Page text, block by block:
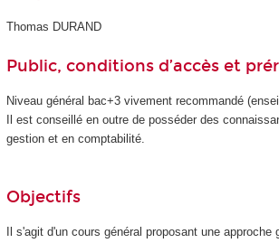
Thomas DURAND
Public, conditions d’accès et
Niveau général bac+3 vivement recommandé
Il est conseillé en outre de posséder des
gestion et en comptabilité.
Objectifs
Il s'agit d'un cours général proposant une approche